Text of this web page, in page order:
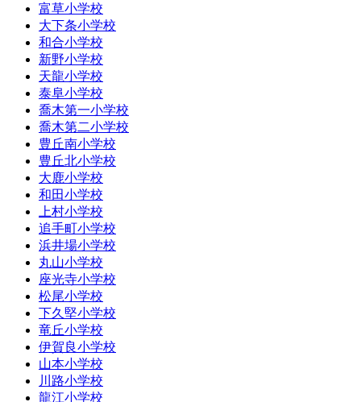
富草小学校
大下条小学校
和合小学校
新野小学校
天龍小学校
泰阜小学校
喬木第一小学校
喬木第二小学校
豊丘南小学校
豊丘北小学校
大鹿小学校
和田小学校
上村小学校
追手町小学校
浜井場小学校
丸山小学校
座光寺小学校
松尾小学校
下久堅小学校
竜丘小学校
伊賀良小学校
山本小学校
川路小学校
龍江小学校